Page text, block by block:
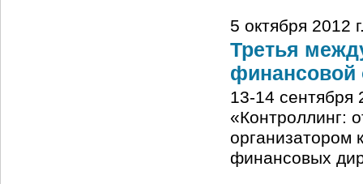
5 октября 2012
Третья
финансовой
13-14 сентября
«Контроллинг:
организатором
финансовых